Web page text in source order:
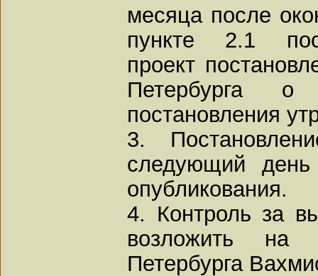
месяца после
пункте 2.1
проект
Петербурга о
постановления
3.
следующий день
опубликования.
4. Контроль за
возложить на
Петербурга